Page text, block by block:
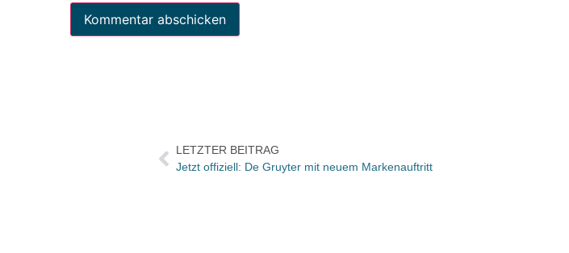
LETZTER BEITRAG
Jetzt offiziell: De Gruyter mit neuem Markenauftritt